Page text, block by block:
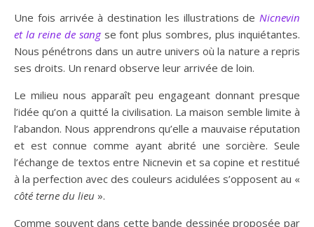
Une fois arrivée à destination les illustrations de Nicnevin
et la reine de sang se font plus sombres, plus inquiétantes.
Nous pénétrons dans un autre univers où la nature a repris
ses droits. Un renard observe leur arrivée de loin.
Le milieu nous apparaît peu engageant donnant presque
l’idée qu’on a quitté la civilisation. La maison semble limite à
l’abandon. Nous apprendrons qu’elle a mauvaise réputation
et est connue comme ayant abrité une sorcière. Seule
l’échange de textos entre Nicnevin et sa copine et restitué
à la perfection avec des couleurs acidulées s’opposent au «
côté terne du lieu ».
Comme souvent dans cette bande dessinée proposée par